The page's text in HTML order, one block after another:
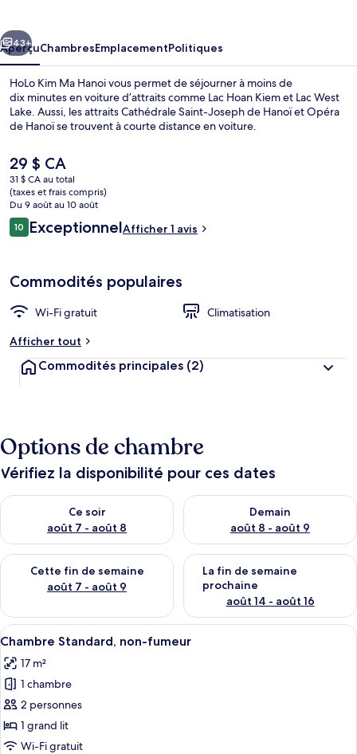
Hanoi
Suivant
43+
AperçuChambresEmplacementPolitiques
HoLo Kim Ma Hanoi vous permet de séjourner à moins de
dix minutes en voiture d’attraits comme Lac Hoan Kiem et Lac West
Lake. Aussi, les attraits Cathédrale Saint-Joseph de Hanoï et Opéra
de Hanoï se trouvent à courte distance en voiture.
Le
prix
actuel
est
de 29 $ CA
29 $ CA
31 $ CA au total
(taxes et frais compris)
Du 9 août au 10 août
Avis
1010 sur 10 –
ExceptionnelAfficher 1 avis
Commodités populaires
Wi-Fi gratuit
Climatisation
Afficher tout
Commodités principales (2)
Options de chambre
Vérifiez la disponibilité pour ces dates
Ce soir
août 7 - août 8
Vérifier la disponibilité pour ce soir août 7 - août 8
Demain
août 8 - août 9
Vérifier la disponibilité pour
Cette fin de semaine
août 7 - août 9
Vérifier la disponibilité pour cette fin de semaine août 7 -
La fin de semaine
prochaine
août 14 - août 16
Vérifier la disponibilité pour
Afficher
toutes
les
photos
pour
ce
type
Une chambre d’hôtel avec un lit,
25
Chambre Standard, non-fumeur
17 m²
1 chambre
2 personnes
1 grand lit
Wi-Fi gratuit